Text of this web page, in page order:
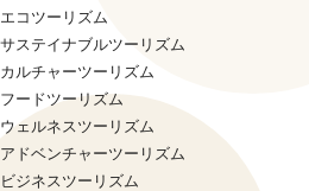
エコツーリズム
サステイナブルツーリズム
カルチャーツーリズム
フードツーリズム
ウェルネスツーリズム
アドベンチャーツーリズム
ビジネスツーリズム